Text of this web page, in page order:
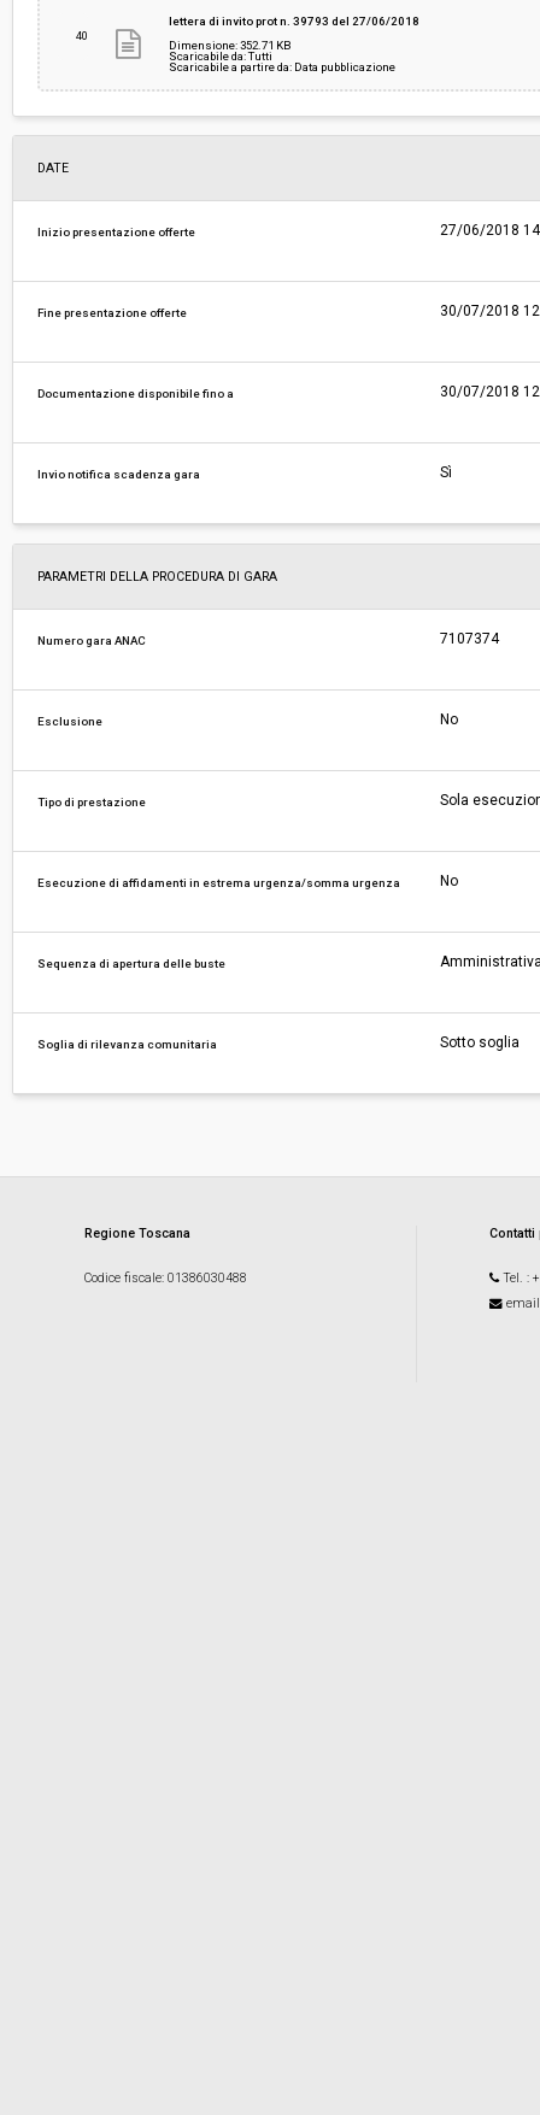
40
lettera di invito prot n. 39793 del 27/06/2018
Dimensione: 352.71 KB
Scaricabile da: Tutti
Scaricabile a partire da: Data pubblicazione
DATE
Inizio presentazione offerte 27/06/2018
Fine presentazione offerte 30/07/2018
Documentazione disponibile fino a 30/07/2018
Invio notifica scadenza gara Sì
PARAMETRI DELLA PROCEDURA DI GARA
Numero gara ANAC 7107374
Esclusione No
Tipo di prestazione Sola
Esecuzione di affidamenti in estrema urgenza/somma urgenza No
Sequenza di apertura delle buste
Soglia di rilevanza comunitaria Sotto soglia
Regione Toscana
Codice fiscale: 01386030488 Tel. :
email